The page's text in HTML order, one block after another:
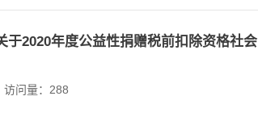
于2020年度公益性捐赠税前扣除资格社会
访问量： 288